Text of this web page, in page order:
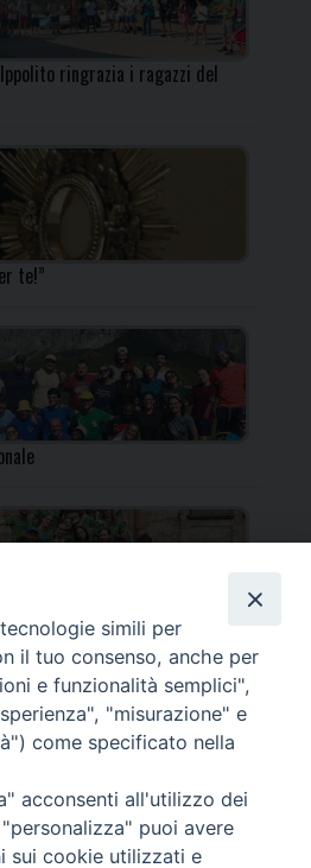
ringrazia i ragazzi del
te!”
Diocesano
CAGLI PERGOLA | Via Roma,
simili per
il tuo consenso, anche per
e funzionalità semplici",
"misurazione" e
come specificato nella
acconsenti all'utilizzo dei
puoi avere
sui cookie utilizzati e